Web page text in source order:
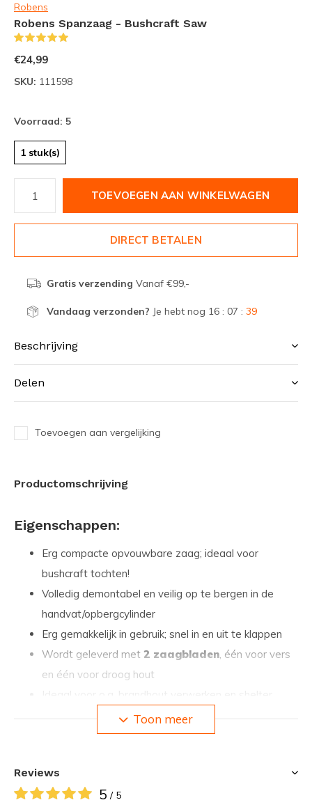
Robens
Robens Spanzaag - Bushcraft Saw
€24,99
SKU: 111598
Voorraad: 5
1 stuk(s)
TOEVOEGEN AAN WINKELWAGEN
DIRECT BETALEN
Gratis verzending Vanaf €99,-
Vandaag verzonden? Je hebt nog 16 : 07 : 39
Beschrijving
Delen
Toevoegen aan vergelijking
Productomschrijving
Eigenschappen:
Erg compacte opvouwbare zaag; ideaal voor
bushcraft tochten!
Volledig demontabel en veilig op te bergen in de
handvat/opbergcylinder
Erg gemakkelijk in gebruik; snel in en uit te klappen
Wordt geleverd met 2 zaagbladen, één voor vers
en één voor droog hout
Materiaal: Aluminium / roestvrij staal
Toon meer
Reviews
5 / 5